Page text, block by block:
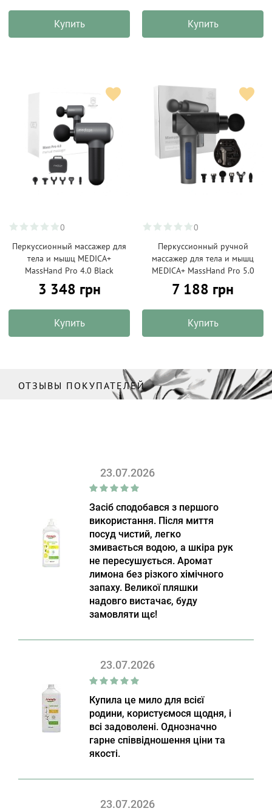
Купить Купить
0
Перкуссионный массажер для
тела и мышц MEDICA+
MassHand Pro 4.0 Black
3 348 грн
Купить
0
Перкуссионный ручной
массажер для тела и мышц
MEDICA+ MassHand Pro 5.0
7 188 грн
Купить
ОТЗЫВЫ ПОКУПАТЕЛЕЙ
23.07.2026
Засіб сподобався з першого
використання. Після миття
посуд чистий, легко
змивається водою, а шкіра рук
не пересушується. Аромат
лимона без різкого хімічного
запаху. Великої пляшки
надовго вистачає, буду
замовляти щє!
23.07.2026
Купила це мило для всієї
родини, користуємося щодня, і
всі задоволені. Однозначно
гарне співвідношення ціни та
якості.
23.07.2026